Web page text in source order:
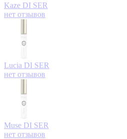
Kaze DI SER
нет отзывов
Lucia DI SER
нет отзывов
Muse DI SER
нет отзывов